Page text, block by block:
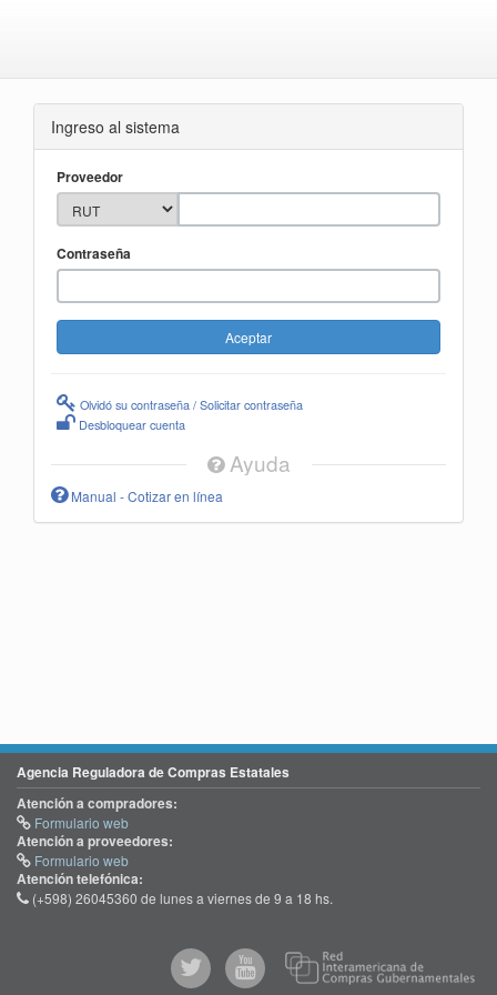
Ingreso al sistema
Proveedor
Contraseña
Olvidó su contraseña / Solicitar contraseña
Desbloquear cuenta
Ayuda
Manual - Cotizar en línea
Agencia Reguladora de Compras Estatales
Atención a compradores:
Formulario web
Atención a proveedores:
Formulario web
Atención telefónica:
(+598) 26045360 de lunes a viernes de 9 a 18 hs.
@comprasgubuy
ACCE